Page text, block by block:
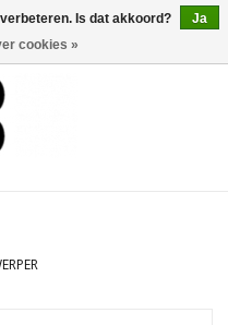
0 Artikelen - €0,00
Is dat akkoord?
Ja
cookies »